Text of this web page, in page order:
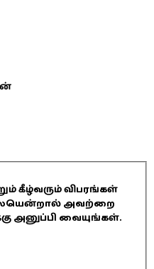
கீழ்வரும் விபரங்கள்
அவற்றை
அனுப்பி வையுங்கள்.